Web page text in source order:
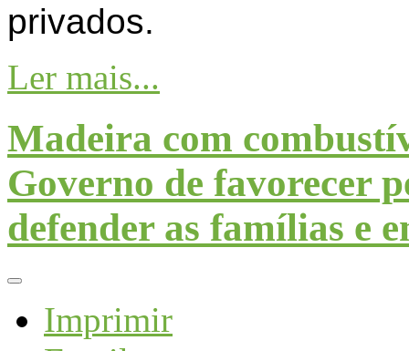
privados.
Ler mais...
Madeira com
Governo de favorecer
defender as famílias e
Imprimir